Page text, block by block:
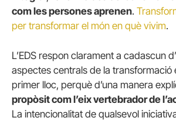
com les persones aprenen.
per transformar el món en què vivim.
L’EDS respon clarament a cadascun
aspectes centrals de la transformació
primer lloc, perquè d’una manera
propòsit com l’eix vertebrador de
La intencionalitat de qualsevol